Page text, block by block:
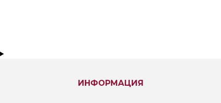
ИНФОРМАЦИЯ